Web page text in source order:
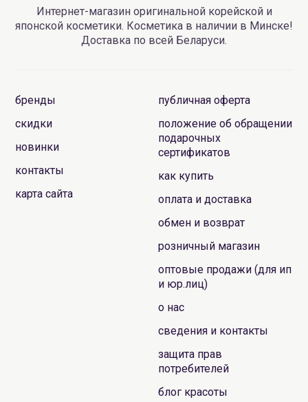
Интернет-магазин оригинальной корейской и
японской косметики. Косметика в наличии в Минске!
Доставка по всей Беларуси.
бренды
скидки
новинки
контакты
карта сайта
публичная оферта
положение об обращении
подарочных
сертификатов
как купить
оплата и доставка
обмен и возврат
розничный магазин
оптовые продажи (для ип
и юр.лиц)
о нас
сведения и контакты
защита прав
потребителей
блог красоты